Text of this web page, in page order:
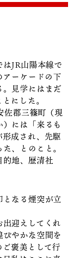
JR山陽本線で
ーケードの下
見学にはまだ
にした。
佐郡三篠町（現
には「来るも
成され、先駆
、とのこと。
的地、歴清社
なる煙突が立
迎えしてくれ
やかな空間を
褒美として行